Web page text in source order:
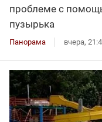
проблеме с
пузырька
Панорама вчера,